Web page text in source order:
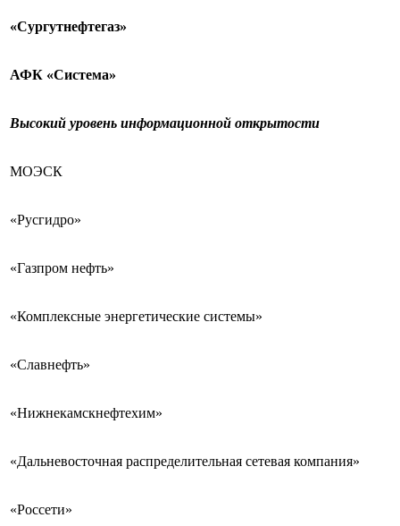
«Сургутнефтегаз»
АФК «Система»
Высокий уровень информационной открытости
МОЭСК
«Русгидро»
«Газпром нефть»
«Комплексные энергетические системы»
«Славнефть»
«Нижнекамскнефтехим»
«Дальневосточная распределительная сетевая компания»
«Россети»